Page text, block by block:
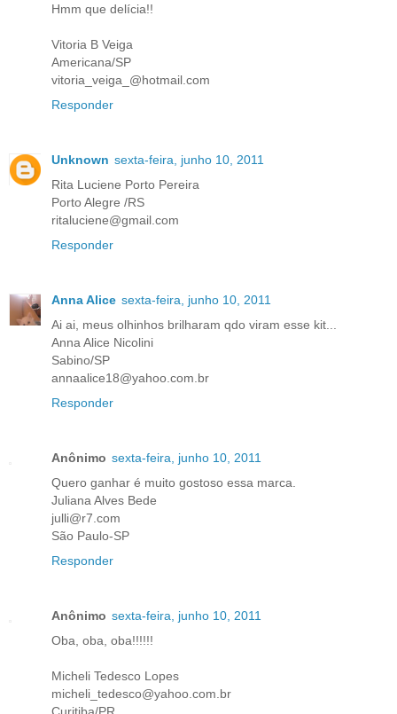
Hmm que delícia!!
Vitoria B Veiga
Americana/SP
vitoria_veiga_@hotmail.com
Responder
Unknown sexta-feira, junho 10, 2011
Rita Luciene Porto Pereira
Porto Alegre /RS
ritaluciene@gmail.com
Responder
Anna Alice sexta-feira, junho 10, 2011
Ai ai, meus olhinhos brilharam qdo viram esse kit...
Anna Alice Nicolini
Sabino/SP
annaalice18@yahoo.com.br
Responder
Anônimo sexta-feira, junho 10, 2011
Quero ganhar é muito gostoso essa marca.
Juliana Alves Bede
julli@r7.com
São Paulo-SP
Responder
Anônimo sexta-feira, junho 10, 2011
Oba, oba, oba!!!!!!
Micheli Tedesco Lopes
micheli_tedesco@yahoo.com.br